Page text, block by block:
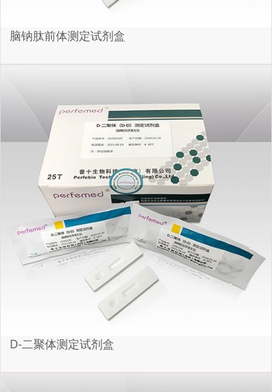
脑钠肽前体测定试剂盒
D-二聚体测定试剂盒